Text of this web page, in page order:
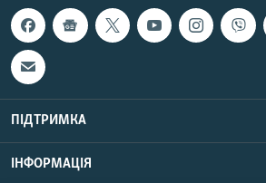
ПІДТРИМКА
ІНФОРМАЦІЯ